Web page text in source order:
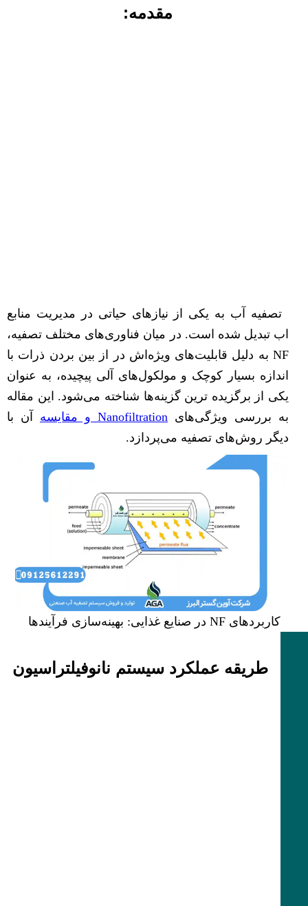
مقدمه:
تصفیه آب به یکی از نیازهای حیاتی در مدیریت منابع
اب تبدیل شده است. در میان فناوری‌های مختلف تصفیه،
NF به دلیل قابلیت‌های ویژه‌اش در از بین بردن ذرات با
اندازه بسیار کوچک و مولکول‌های آلی پیچیده، به عنوان
یکی از برگزیده ترین گزینه‌ها شناخته می‌شود. این مقاله
به بررسی ویژگی‌های Nanofiltration و مقایسه
آن با
دیگر روش‌های تصفیه می‌پردازد.
کاربردهای NF در صنایع غذایی: بهینه‌سازی فرآیندها
طریقه عملکرد سیستم نانوفیلتراسیون